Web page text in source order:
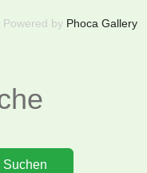
Powered by Phoca Gallery
Suchen